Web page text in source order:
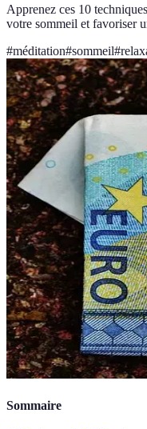
Apprenez ces 10
votre sommeil et favoriser
#méditation#sommeil#
Sommaire